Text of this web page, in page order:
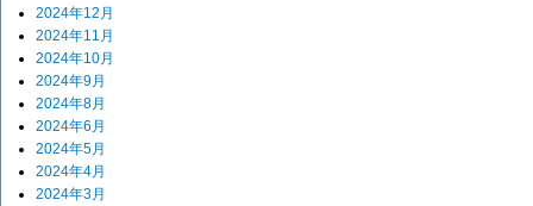
2024年12月
2024年11月
2024年10月
2024年9月
2024年8月
2024年6月
2024年5月
2024年4月
2024年3月